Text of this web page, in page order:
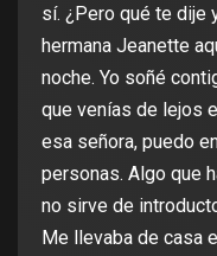
sí. ¿Pero qué te dije
hermana Jeanette
noche. Yo soñé
que venías de lejos
esa señora, puedo
personas. Algo que
no sirve de
Me llevaba de casa